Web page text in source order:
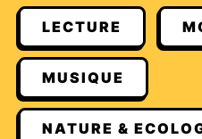
LECTURE
MUSIQUE
NATURE &